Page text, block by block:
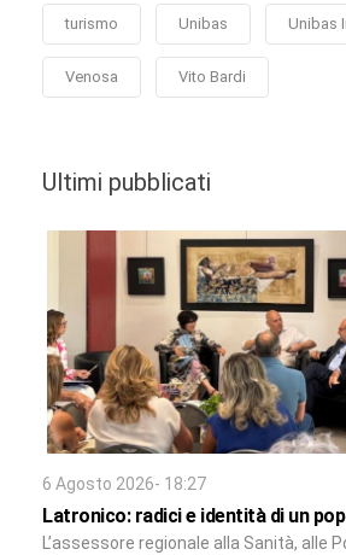
turismo Unibas Unibas
Venosa Vito Bardi
Ultimi pubblicati
6 Agosto 2026- 18:27
Latronico: radici e identità di un
L’assessore regionale alla Sanità, alle